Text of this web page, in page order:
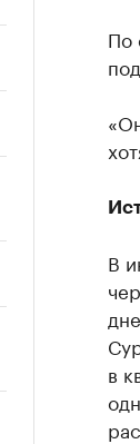
По
В
в